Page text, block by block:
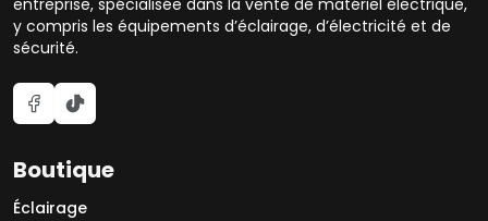
entreprise, spécialisée dans la vente de matériel électrique,
y compris les équipements d’éclairage, d’électricité et de
sécurité.
Boutique
Éclairage